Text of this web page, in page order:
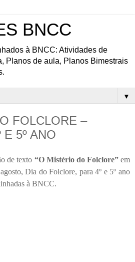
BNCC
à BNCC: Atividades de
Planos de aula, Planos Bimestrais
▼
FOLCLORE –
E 5º ANO
de texto “O Mistério do Folclore”em
Dia do Folclore, para 4º e 5º ano
à BNCC.